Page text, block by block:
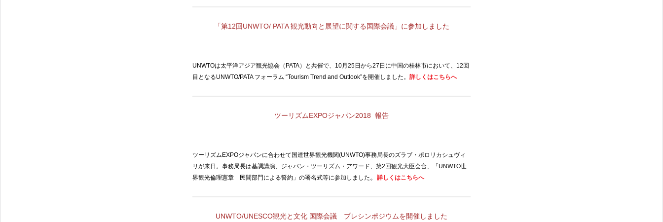
「第12回UNWTO/ PATA観光動向と展望に関する国際会議」に参加しました
UNWTOは太平洋アジア観光協会（ PATA）と共催で、 10月 25日から27 日に中国の桂林市において、 12 回
目となるUNWTO/PATA フォーラム “Tourism Trend and Outlook”を開催しました。 詳しくはこちらへ
ツーリズムEXPOジャパン2018 報告
ツーリズムEXPOジャパンに合わせて国連世界観光機関(UNWTO)事務局長のズラブ・ポロリカシュヴィ
リが来日。事務局長は基調講演、ジャパン・ツーリズム・アワード、第2 回観光大臣会合、「 UNWTO世
界観光倫理憲章 民間部門による誓約」の署名式等に参加しました 。 詳しくはこちらへ
UNWTO/UNESCO観光と文化 国際会議 プレシンポジウムを開催しました